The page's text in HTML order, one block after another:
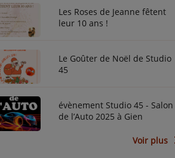
Les Roses de Jeanne fêtent
leur 10 ans !
Le Goûter de Noël de Studio
45
évènement Studio 45 - Salon
de l’Auto 2025 à Gien
Voir plus